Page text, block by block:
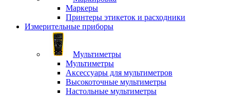
Маркеры
Принтеры этикеток и расходники
Измерительные приборы
Мультиметры
Мультиметры
Аксессуары для мультиметров
Высокоточные мультиметры
Настольные мультиметры